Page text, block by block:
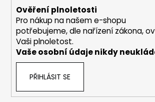
Ověření plnoletosti
Pro nákup na našem e-shopu
potřebujeme, dle nařízení zákona,
Vaši plnoletost.
Vaše osobní údaje nikdy
PŘIHLÁSIT SE